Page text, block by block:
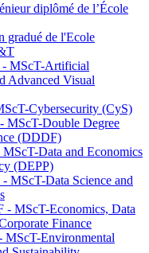
diplômé de l’École
gradué de l'Ecole
MScT-Artificial
Advanced Visual
Cybersecurity (CyS)
MScT-Double Degree
(DDDF)
Data and Economics
(DEPP)
MScT-Data Science and
MScT-Economics, Data
Finance
MScT-Environmental